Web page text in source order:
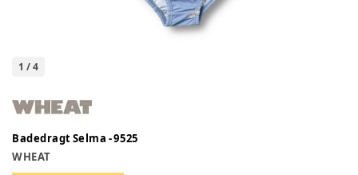
1 /4
Badedragt Selma - 9525
WHEAT